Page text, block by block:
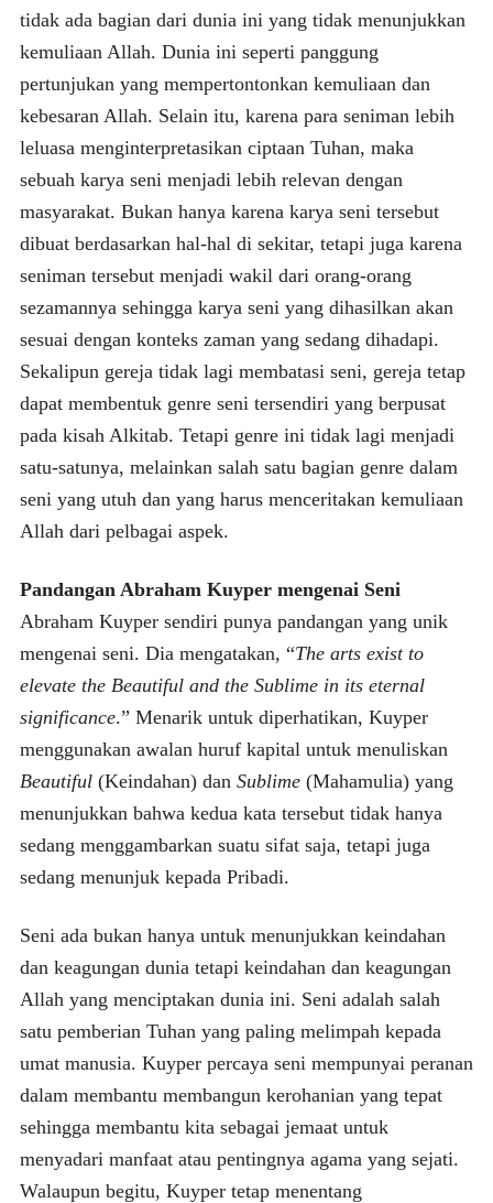
tidak ada bagian dari dunia ini yang tidak menunjukkan
kemuliaan Allah. Dunia ini seperti panggung
pertunjukan yang mempertontonkan kemuliaan dan
kebesaran Allah. Selain itu, karena para seniman lebih
leluasa menginterpretasikan ciptaan Tuhan, maka
sebuah karya seni menjadi lebih relevan dengan
masyarakat. Bukan hanya karena karya seni tersebut
dibuat berdasarkan hal-hal di sekitar, tetapi juga karena
seniman tersebut menjadi wakil dari orang-orang
sezamannya sehingga karya seni yang dihasilkan akan
sesuai dengan konteks zaman yang sedang dihadapi.
Sekalipun gereja tidak lagi membatasi seni, gereja tetap
dapat membentuk genre seni tersendiri yang berpusat
pada kisah Alkitab. Tetapi genre ini tidak lagi menjadi
satu-satunya, melainkan salah satu bagian genre dalam
seni yang utuh dan yang harus menceritakan kemuliaan
Allah dari pelbagai aspek.
Pandangan Abraham Kuyper mengenai Seni
Abraham Kuyper sendiri punya pandangan yang unik
mengenai seni. Dia mengatakan, “The arts exist to
elevate the Beautiful and the Sublime in its eternal
significance.” Menarik untuk diperhatikan, Kuyper
menggunakan awalan huruf kapital untuk menuliskan
Beautiful(Keindahan) dan Sublime(Mahamulia) yang
menunjukkan bahwa kedua kata tersebut tidak hanya
sedang menggambarkan suatu sifat saja, tetapi juga
sedang menunjuk kepada Pribadi.
Seni ada bukan hanya untuk menunjukkan keindahan
dan keagungan dunia tetapi keindahan dan keagungan
Allah yang menciptakan dunia ini. Seni adalah salah
satu pemberian Tuhan yang paling melimpah kepada
umat manusia. Kuyper percaya seni mempunyai peranan
dalam membantu membangun kerohanian yang tepat
sehingga membantu kita sebagai jemaat untuk
menyadari manfaat atau pentingnya agama yang sejati.
Walaupun begitu, Kuyper tetap menentang